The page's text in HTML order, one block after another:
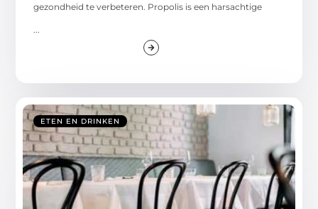
gezondheid te verbeteren. Propolis is een harsachtige
...
ETEN EN DRINKEN